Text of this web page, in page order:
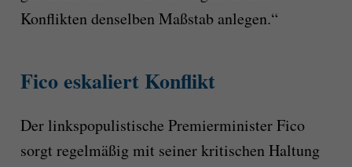
Konflikten denselben Maßstab anlegen.“
Fico eskaliert Konflikt
Der linkspopulistische Premierminister Fico
sorgt regelmäßig mit seiner kritischen Haltung